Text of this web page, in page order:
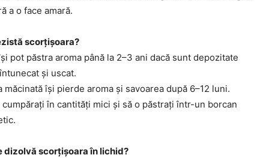
a o face amară.
scorțișoara?
pot păstra aroma până la 2–3 ani dacă sunt depozitate
și uscat.
măcinată își pierde aroma și savoarea după 6–12 luni.
cumpărați în cantități mici și să o păstrați într-un borcan
dizolvă scorțișoara în lichid?